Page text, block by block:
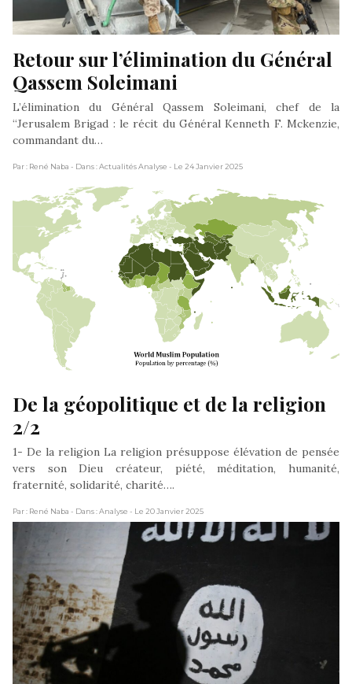
Retour sur l’élimination du Général
Qassem Soleimani
L’élimination du Général Qassem Soleimani, chef de la
“Jerusalem Brigad : le récit du Général Kenneth F. Mckenzie,
commandant du…
Par : René Naba - Dans : Actualités Analyse - Le 24 Janvier 2025
De la géopolitique et de la religion
2/2
1- De la religion La religion présuppose élévation de pensée
vers son Dieu créateur, piété, méditation, humanité,
fraternité, solidarité, charité….
Par : René Naba - Dans : Analyse - Le 20 Janvier 2025